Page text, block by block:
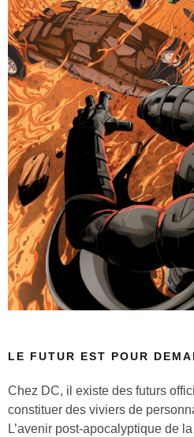
LE FUTUR EST POUR
Chez DC, il existe des futurs
constituer des viviers de
L’avenir post-apocalyptique de